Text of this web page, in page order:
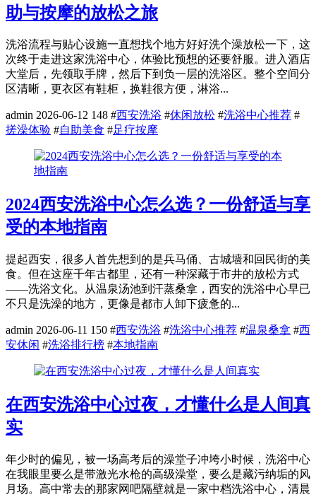
助与按摩的放松之旅
洗浴流程与贴心设施一直想找个地方好好洗个澡放松一下，这
次终于走进这家洗浴中心，体验比预想的还要舒服。进入酒店
大堂后，先领取手牌，然后下到负一层的洗浴区。整个空间分
区清晰，更衣区有鞋柜，换鞋很方便，淋浴...
admin 2026-06-12 148 #西安洗浴 #休闲放松 #洗浴中心推荐 #
搓澡体验 #自助美食 #足疗按摩
2024西安洗浴中心怎么选？一份舒适与享
受的本地指南
提起西安，很多人首先想到的是兵马俑、古城墙和回民街的美
食。但在这座千年古都里，还有一种深藏于市井的放松方式
——洗浴文化。从温泉汤池到汗蒸桑拿，西安的洗浴中心早已
不只是洗澡的地方，更像是都市人卸下疲惫的...
admin 2026-06-11 150 #西安洗浴 #洗浴中心推荐 #温泉桑拿 #西
安休闲 #洗浴排行榜 #本地指南
在西安洗浴中心过夜，才懂什么是人间真
实
年少时的偏见，被一场高考后的澡堂子冲垮小时候，洗浴中心
在我眼里要么是带激光水枪的高级澡堂，要么是藏污纳垢的风
月场。高中常去的那家网吧隔壁就是一家中档洗浴中心，清晨